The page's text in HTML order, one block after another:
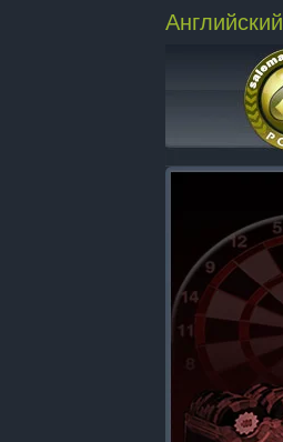
Английский